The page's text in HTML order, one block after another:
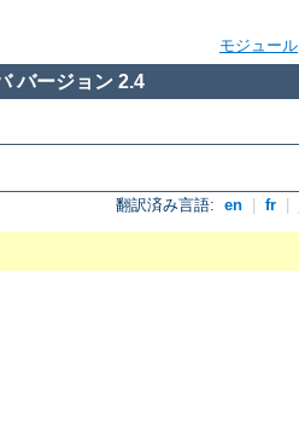
モジュール
バージョン 2.4
翻訳済み言語: en fr